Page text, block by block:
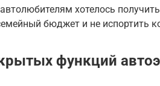
хотелось
бюджет и не испортить
функций